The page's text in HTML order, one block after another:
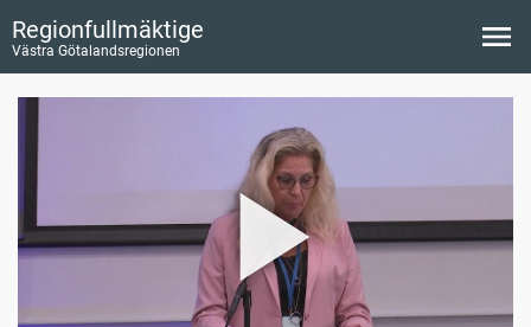
Regionfullmäktige
Västra Götalandsregionen